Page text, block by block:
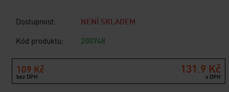
Dostupnost:
NENÍ SKLADEM
Kód produktu:
200748
109 Kč
bez DPH
131.9 Kč
s DPH